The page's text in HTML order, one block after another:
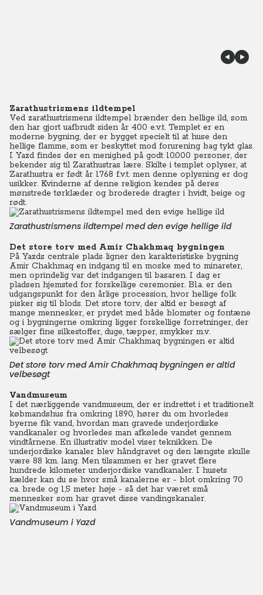
Zarathustrismens ildtempel
Ved zarathustrismens ildtempel brænder den hellige ild, som
den har gjort uafbrudt siden år 400 e.v.t. Templet er en
moderne bygning, der er bygget specielt til at huse den
hellige flamme, som er beskyttet mod forurening bag tykt glas.
I Yazd findes der en menighed på godt 10.000 personer, der
bekender sig til Zarathustras lære. Skilte i templet oplyser, at
Zarathustra er født år 1768 f.v.t. men denne oplysning er dog
usikker. Kvinderne af denne religion kendes på deres
mønstrede tørklæder og broderede dragter i hvidt, beige og
rødt.
Zarathustrismens ildtempel med den evige hellige ild
Det store torv med Amir Chakhmaq bygningen
På Yazds centrale plads ligner den karakteristiske bygning
Amir Chakhmaq en indgang til en moske med to minareter,
men oprindelig var det indgangen til basaren. I dag er
pladsen hjemsted for forskellige ceremonier. Bl.a. er den
udgangspunkt for den årlige procession, hvor hellige folk
pisker sig til blods. Det store torv, der altid er besøgt af
mange mennesker, er prydet med både blomster og fontæne
og i bygningerne omkring ligger forskellige forretninger, der
sælger fine silkestoffer, duge, tæpper, smykker m.v.
Det store torv med Amir Chakhmaq bygningen er altid
velbesøgt
Vandmuseum
I det nærliggende vandmuseum, der er indrettet i et traditionelt
købmandshus fra omkring 1890, hører du om hvorledes
byerne fik vand, hvordan man gravede underjordiske
vandkanaler og hvorledes man afkølede vandet gennem
vindtårnene. En illustrativ model viser teknikken. De
underjordiske kanaler blev håndgravet og den længste skulle
være 88 km. lang. Men tilsammen er her gravet flere
hundrede kilometer underjordiske vandkanaler. I husets
kælder kan du se hvor små kanalerne er - blot omkring 70
ca. brede og 1,5 meter høje - så det har været små
mennesker som har gravet disse vandingskanaler.
Vandmuseum i Yazd